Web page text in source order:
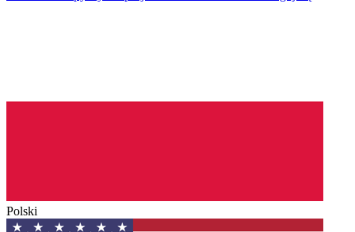
Polski